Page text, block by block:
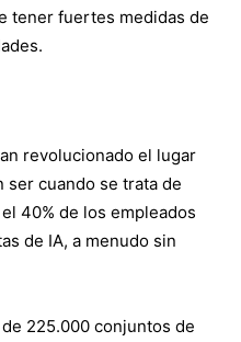
tener fuertes medidas de
revolucionado el lugar
cuando se trata de
40% de los empleados
de IA, a menudo sin
225.000 conjuntos de